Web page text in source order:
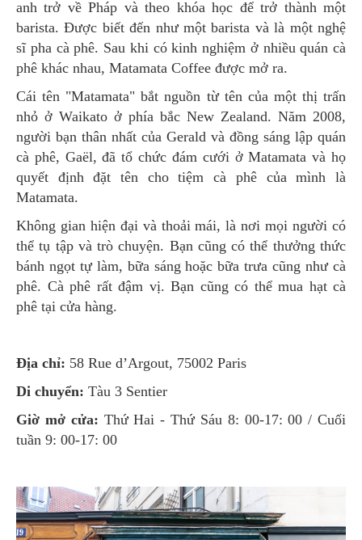
anh trở về Pháp và theo khóa học để trở thành một
barista. Được biết đến như một barista và là một nghệ
sĩ pha cà phê. Sau khi có kinh nghiệm ở nhiều quán cà
phê khác nhau, Matamata Coffee được mở ra.
Cái tên "Matamata" bắt nguồn từ tên của một thị trấn
nhỏ ở Waikato ở phía bắc New Zealand. Năm 2008,
người bạn thân nhất của Gerald và đồng sáng lập quán
cà phê, Gaël, đã tổ chức đám cưới ở Matamata và họ
quyết định đặt tên cho tiệm cà phê của mình là
Matamata.
Không gian hiện đại và thoải mái, là nơi mọi người có
thể tụ tập và trò chuyện. Bạn cũng có thể thưởng thức
bánh ngọt tự làm, bữa sáng hoặc bữa trưa cũng như cà
phê. Cà phê rất đậm vị. Bạn cũng có thể mua hạt cà
phê tại cửa hàng.
Địa chỉ: 58 Rue d’Argout, 75002 Paris
Di chuyển: Tàu 3 Sentier
Giờ mở cửa: Thứ Hai - Thứ Sáu 8: 00-17: 00 / Cuối
tuần 9: 00-17: 00